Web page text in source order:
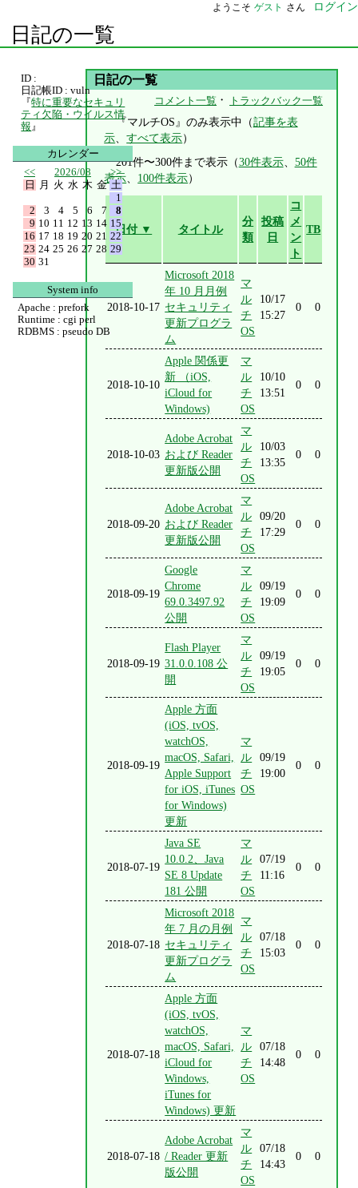
ようこそ ゲスト さん ログイン
日記の一覧
日記の一覧
コメント一覧 ・ トラックバック一覧
『マルチOS』のみ表示中（記事を表
示、すべて表示）
201件〜300件まで表示（30件表示、 50件
表示、 100件表示）
日付 ▼ タイトル
分
類
投稿
日
コ
メ
ン
ト
TB
2018-10-17
Microsoft 2018
年 10 月月例
セキュリティ
更新プログラ
ム
マ
ル
チ
OS
10/17
15:27
0 0
2018-10-10
Apple 関係更
新 （iOS,
iCloud for
Windows)
マ
ル
チ
OS
10/10
13:51
0 0
2018-10-03
Adobe Acrobat
および Reader
更新版公開
マ
ル
チ
OS
10/03
13:35
0 0
2018-09-20
Adobe Acrobat
および Reader
更新版公開
マ
ル
チ
OS
09/20
17:29
0 0
2018-09-19
Google
Chrome
69.0.3497.92
公開
マ
ル
チ
OS
09/19
19:09
0 0
2018-09-19
Flash Player
31.0.0.108 公
開
マ
ル
チ
OS
09/19
19:05
0 0
2018-09-19
Apple 方面
(iOS, tvOS,
watchOS,
macOS, Safari,
Apple Support
for iOS, iTunes
for Windows)
更新
マ
ル
チ
OS
09/19
19:00
0 0
2018-07-19
Java SE
10.0.2、Java
SE 8 Update
181 公開
マ
ル
チ
OS
07/19
11:16
0 0
2018-07-18
Microsoft 2018
年 7 月の月例
セキュリティ
更新プログラ
ム
マ
ル
チ
OS
07/18
15:03
0 0
2018-07-18
Apple 方面
(iOS, tvOS,
watchOS,
macOS, Safari,
iCloud for
Windows,
iTunes for
Windows) 更新
マ
ル
チ
OS
07/18
14:48
0 0
2018-07-18
Adobe Acrobat
/ Reader 更新
版公開
マ
ル
チ
OS
07/18
14:43
0 0
ID :
日記帳ID : vuln
『特に重要なセキュリ
ティ欠陥・ウイルス情
報 』
カレンダー
<<
2026/08
>>
日
月 火 水 木 金 土
1
2
3 4 5 6 7
8
9 10 11 12 13 14 15
16 17 18 19 20 21 22
23 24 25 26 27 28 29
30 31
System info
Apache : prefork
Runtime : cgi perl
RDBMS : pseudo DB